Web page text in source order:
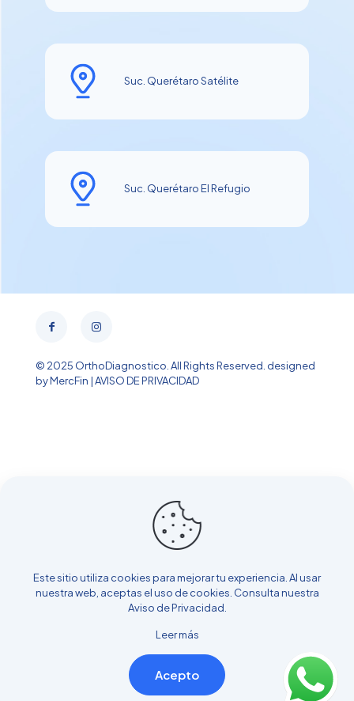
Suc. Querétaro Satélite
Suc. Querétaro El Refugio
© 2025 OrthoDiagnostico. All Rights Reserved. designed
by MercFin |AVISO DE PRIVACIDAD
Este sitio utiliza cookies para mejorar tu experiencia. Al usar
nuestra web, aceptas el uso de cookies. Consulta nuestra
Aviso de Privacidad
Leer más
Acepto